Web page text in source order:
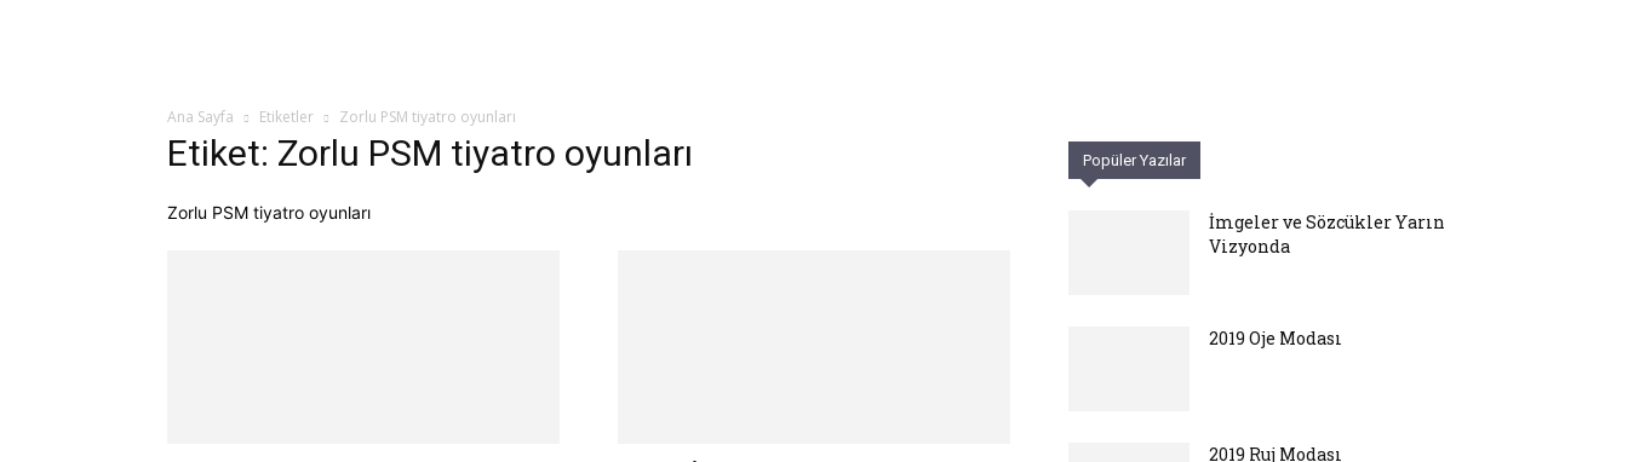
Ana Sayfa Etiketler Zorlu PSM tiyatro oyunları
Etiket: Zorlu PSM tiyatro oyunları
Zorlu PSM tiyatro oyunları
Popüler Yazılar
İmgeler ve Sözcükler Yarın
Vizyonda
2019 Oje Modası
2019 Ruj Modası